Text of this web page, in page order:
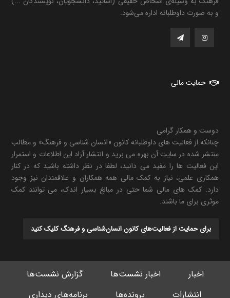
و به صورت داوطلبانه اداره می‌شود.
حمایت مالی
دوست و همکار گرامی
چنانکه از فعالیت های داوطلبانه کانون «انسان شناسی و فرهنگ» و مطالب
منتشر شده در سایت آن بهره می برید و انتشار آزاد این اطلاعات و استمرار
این فعالیت ها را مفید می دانید، لطفا در نظر داشته باشید که در کنار
همکاری علمی، نیاز به کمک مالی همه همکاران و علاقمندان نیز وجود
دارد. کمک های مالی شما حتی در مبالغ بسیار اندک، می توانند کمک
موثری برای ما باشند.
برای حمایت از فعالیت‌های کانون انسان‌شناسی و فرهنگ کلیک کنید
اخبار اخبار نشست‌ها
گزارش نشست‌ها
انتشارات
پرونده‌ها برنامه‌های دیداری